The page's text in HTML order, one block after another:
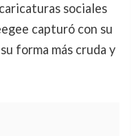
sociales
capturó con su
forma más cruda y